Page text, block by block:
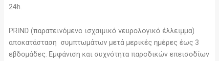
24h.
PRIND (παρατεινόμενο ισχαιμικό νευρολογικό έλλειμμα)
αποκατάσταση συμπτωμάτων μετά μερικές ημέρες έως 3
εβδομάδες. Εμφάνιση και συχνότητα παροδικών επεισοδίων